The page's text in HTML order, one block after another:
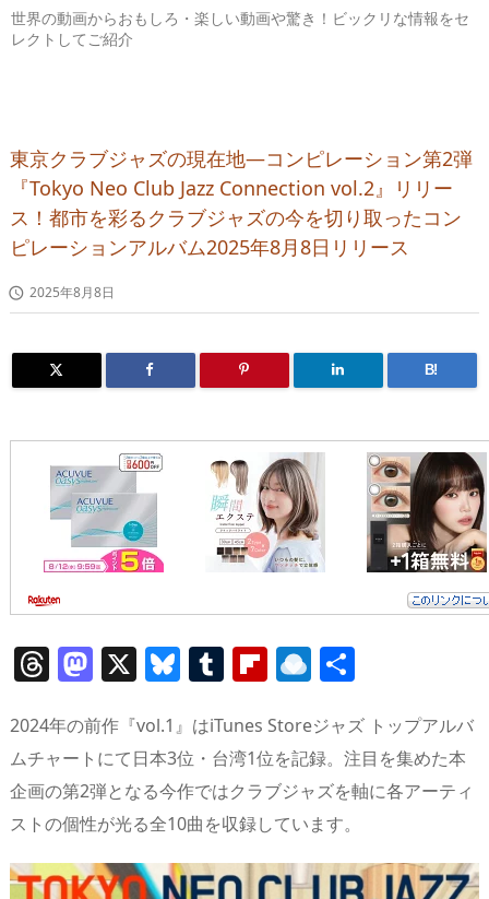
世界の動画からおもしろ・楽しい動画や驚き！ビックリな情報をセ
レクトしてご紹介
東京クラブジャズの現在地―コンピレーション第2弾
『Tokyo Neo Club Jazz Connection vol.2』リリー
ス！都市を彩るクラブジャズの今を切り取ったコン
ピレーションアルバム2025年8月8日リリース
 2025年8月8日
B!
T
re
a
d
s
M
st
o
d
o
n
X Bl
e
sk
y
T
m
bl
r
Fl
b
o
ar
d
R
n
d
ro
p.
io
2024年の前作『vol.1』はiTunes Storeジャズ トップアルバ
ムチャートにて日本3位・台湾1位を記録。注目を集めた本
企画の第2弾となる今作ではクラブジャズを軸に各アーティ
ストの個性が光る全10曲を収録しています。